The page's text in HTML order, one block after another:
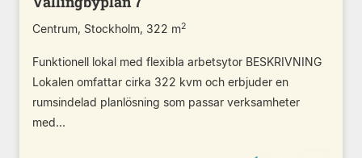
Centrum, Stockholm, 322 m2
Funktionell lokal med flexibla arbetsytor BESKRIVNING
Lokalen omfattar cirka 322 kvm och erbjuder en
rumsindelad planlösning som passar verksamheter
med...